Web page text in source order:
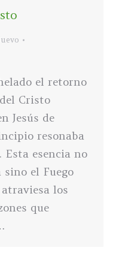
el retorno
Cristo
Jesús de
resonaba
esencia no
sino el Fuego
los
que